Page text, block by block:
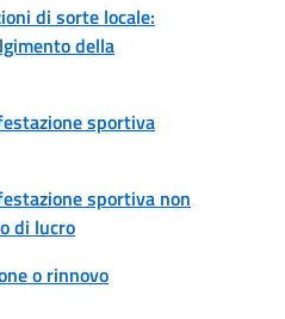
di sorte locale:
della
sportiva
sportiva non
di lucro
o rinnovo